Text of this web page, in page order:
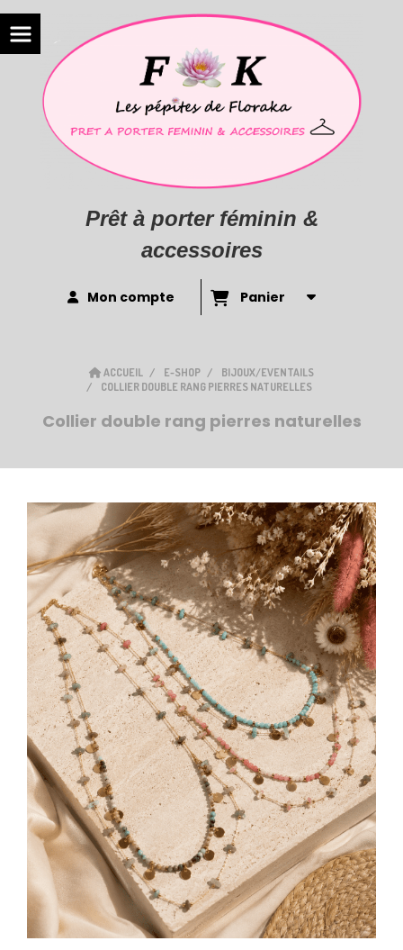
Prêt à porter féminin &
accessoires
Mon compte Panier
ACCUEIL E-SHOP
BIJOUX/EVENTAILS
COLLIER DOUBLE RANG PIERRES NATURELLES
Collier double rang pierres naturelles